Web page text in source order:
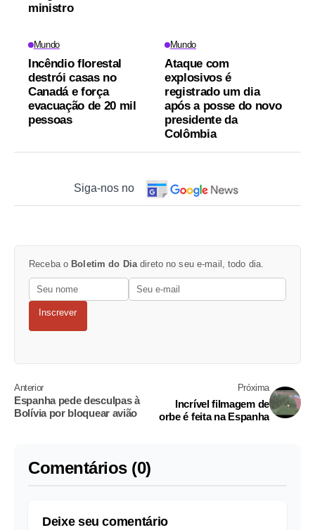
ministro
Mundo
Incêndio florestal
destrói casas no
Canadá e força
evacuação de 20 mil
pessoas
Mundo
Ataque com
explosivos é
registrado um dia
após a posse do novo
presidente da
Colômbia
Siga-nos no
Receba o Boletim do Diadireto no seu e-mail, todo dia.
Inscrever
Anterior
Espanha pede desculpas à
Bolívia por bloquear avião
Próxima
Incrível filmagem de
orbe é feita na Espanha
Comentários (0)
Deixe seu comentário